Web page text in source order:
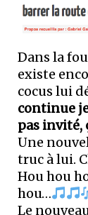
Dans la
existe
cocus lui
continue
pas invité,
Une
truc à lui.
Hou hou
hou…
Le